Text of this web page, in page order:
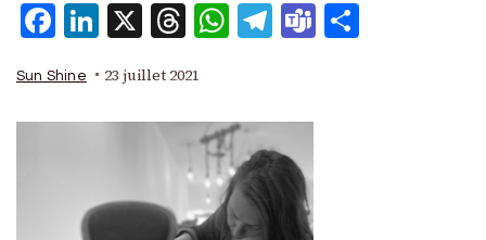
Facebook
LinkedIn
X Threads
WhatsApp
Telegram
Teams
Sun Shine 23 juillet 2021